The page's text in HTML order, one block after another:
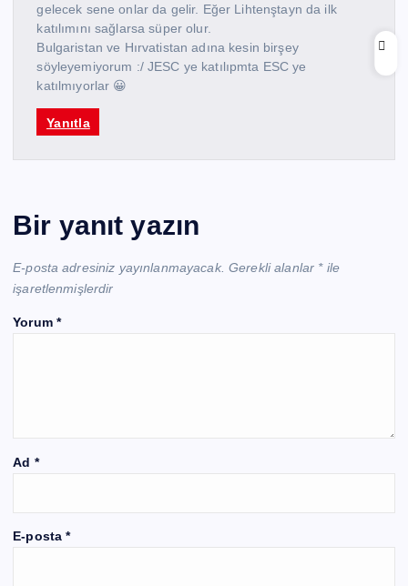
gelecek sene onlar da gelir. Eğer Lihtenştayn da ilk
katılımını sağlarsa süper olur.
Bulgaristan ve Hırvatistan adına kesin birşey
söyleyemiyorum :/ JESC ye katılıpmta ESC ye
katılmıyorlar 😀
Yanıtla
Bir yanıt yazın
E-posta adresiniz yayınlanmayacak. Gerekli alanlar *ile
işaretlenmişlerdir
Yorum *
Ad *
E-posta*